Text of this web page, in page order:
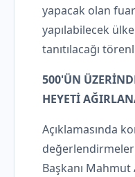
yapacak olan
yapılabilecek
tanıtılacağı
500'ÜN
HEYETİ
Açıklamasında
Başkanı Mahmut